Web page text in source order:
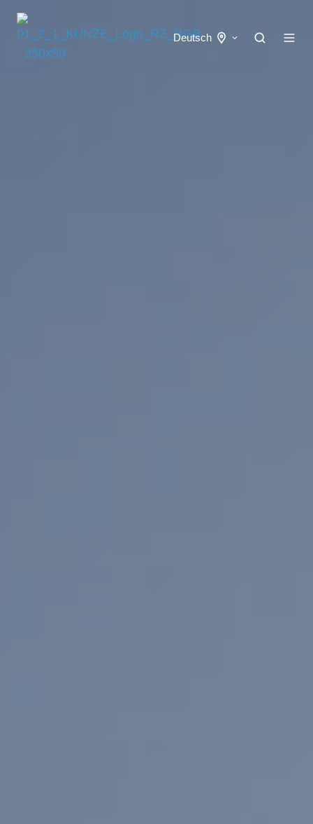
Deutsch